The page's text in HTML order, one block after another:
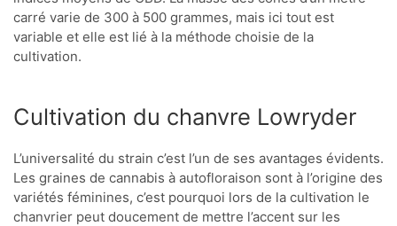
carré varie de 300 à 500 grammes, mais ici tout est
variable et elle est lié à la méthode choisie de la
cultivation.
Cultivation du chanvre Lowryder
L’universalité du strain c’est l’un de ses avantages évidents.
Les graines de cannabis à autofloraison sont à l’origine des
variétés féminines, c’est pourquoi lors de la cultivation le
chanvrier peut doucement de mettre l’accent sur les